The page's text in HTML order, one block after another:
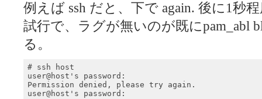
例えば ssh だと、下で again. 後に1秒
試行で、ラグが無いのが既にpam_abl
る。
# ssh host
user@host's password:
Permission denied, please try again.
user@host's password: